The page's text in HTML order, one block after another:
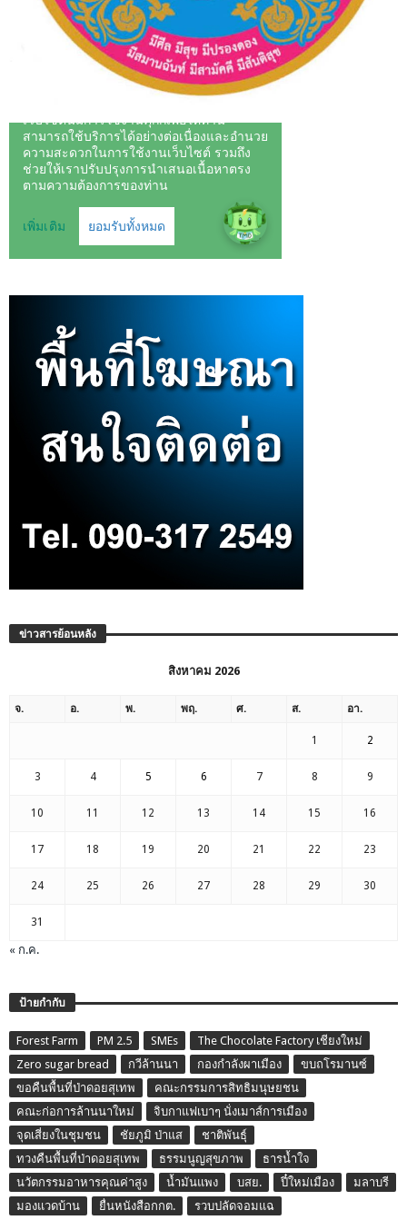
ข่าวสารย้อนหลัง
สิงหาคม 2026
จ. อ. พ. พฤ. ศ. ส. อา.
1 2
3 4 5 6 7 8 9
10 11 12 13 14 15 16
17 18 19 20 21 22 23
24 25 26 27 28 29 30
31
« ก.ค.
ป้ายกำกับ
Forest Farm PM 2.5 SMEs
The Chocolate Factory เชียงใหม่
Zero sugar bread
กวีล้านนา กองกำลังผาเมือง
ขบถโรมานซ์
ขอคืนพื้นที่ป่าดอยสุเทพ
คณะกรรมการสิทธิมนุษยชน
คณะก่อการล้านนาใหม่
จิบกาแฟเบาๆ นั่งเมาส์การเมือง
จุดเสี่ยงในชุมชน
ชัยภูมิ ป่าแส
ชาติพันธุ์
ทวงคืนพื้นที่ป่าดอยสุเทพ
ธรรมนูญสุขภาพ
ธารน้ำใจ
นวัตกรรมอาหารคุณค่าสูง
น้ำมันแพง บสย. ปี๋ใหม่เมือง
มลาบรี
มองแวดบ้าน
ยื่นหนังสือกกต. รวบปลัดจอมแฉ